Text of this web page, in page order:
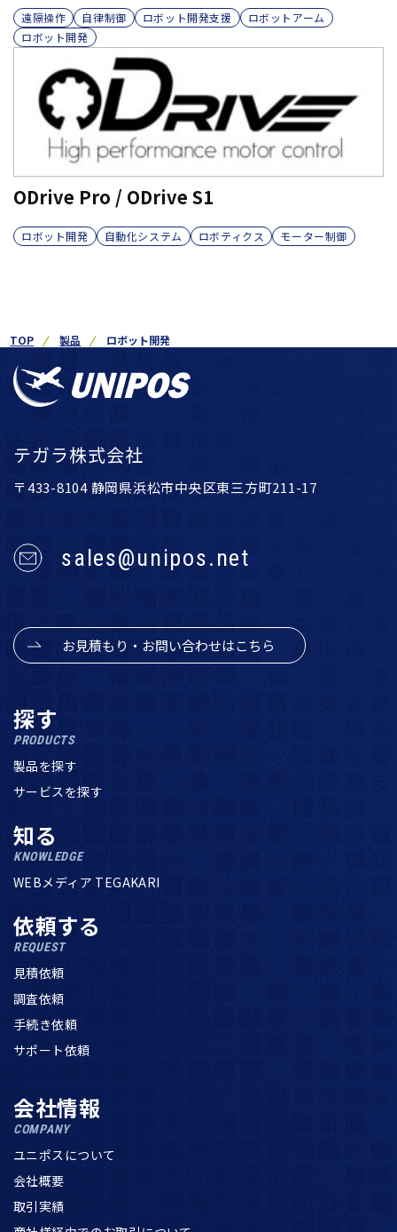
遠隔操作 自律制御 ロボット開発支援
ロボットアーム
ロボット開発
ODrive Pro / ODrive S1
ロボット開発 自動化システム ロボティクス モーター制御
TOP 製品 ロボット開発
テガラ株式会社
〒433-8104 静岡県浜松市中央区東三方町211-17
sales@unipos.net
お見積もり・お問い合わせはこちら
探す
PRODUCTS
製品を探す
サービスを探す
知る
KNOWLEDGE
WEBメディア TEGAKARI
依頼する
REQUEST
見積依頼
調査依頼
手続き依頼
サポート依頼
会社情報
COMPANY
ユニポスについて
会社概要
取引実績